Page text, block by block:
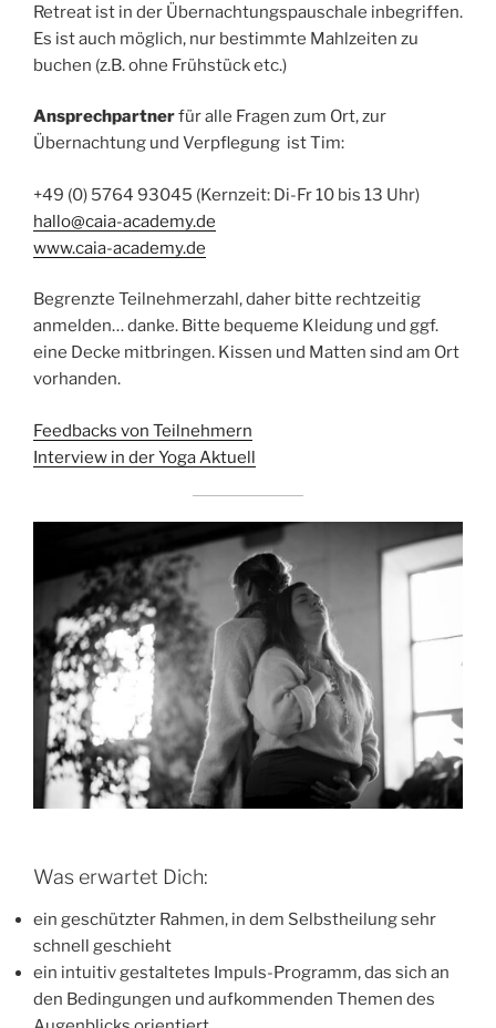
Retreat ist in der Übernachtungspauschale inbegriffen.
Es ist auch möglich, nur bestimmte Mahlzeiten zu
buchen (z.B. ohne Frühstück etc.)
Ansprechpartnerfür alle Fragen zum Ort, zur
Übernachtung und Verpflegung ist Tim:
+49 (0) 5764 93045 (Kernzeit: Di-Fr 10 bis 13 Uhr)
hallo@caia-academy.de
www.caia-academy.de
Begrenzte Teilnehmerzahl, daher bitte rechtzeitig
anmelden… danke. Bitte bequeme Kleidung und ggf.
eine Decke mitbringen. Kissen und Matten sind am Ort
vorhanden.
Feedbacks von Teilnehmern
Interview in der Yoga Aktuell
Was erwartet Dich:
ein geschützter Rahmen, in dem Selbstheilung sehr
schnell geschieht
ein intuitiv gestaltetes Impuls-Programm, das sich an
den Bedingungen und aufkommenden Themen des